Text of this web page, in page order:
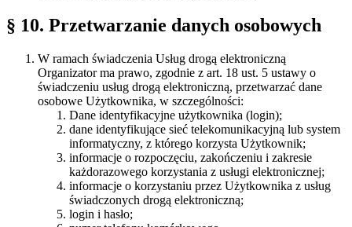
§ 10. Przetwarzanie danych osobowych
W ramach świadczenia Usług drogą elektroniczną
Organizator ma prawo, zgodnie z art. 18 ust. 5 ustawy o
świadczeniu usług drogą elektroniczną, przetwarzać dane
osobowe Użytkownika, w szczególności:
Dane identyfikacyjne użytkownika (login);
dane identyfikujące sieć telekomunikacyjną lub system
informatyczny, z którego korzysta Użytkownik;
informacje o rozpoczęciu, zakończeniu i zakresie
każdorazowego korzystania z usługi elektronicznej;
informacje o korzystaniu przez Użytkownika z usług
świadczonych drogą elektroniczną;
login i hasło;